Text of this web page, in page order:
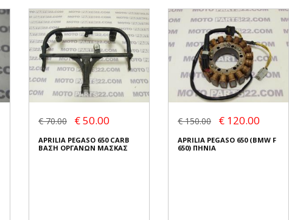
€ 70.00 € 50.00
APRILIA PEGASO 650 CARB
ΒΑΣΗ ΟΡΓΑΝΩΝ ΜΑΣΚΑΣ
€ 150.00 € 120.00
APRILIA PEGASO 650 (BMW F
650) ΠΗΝΙΑ